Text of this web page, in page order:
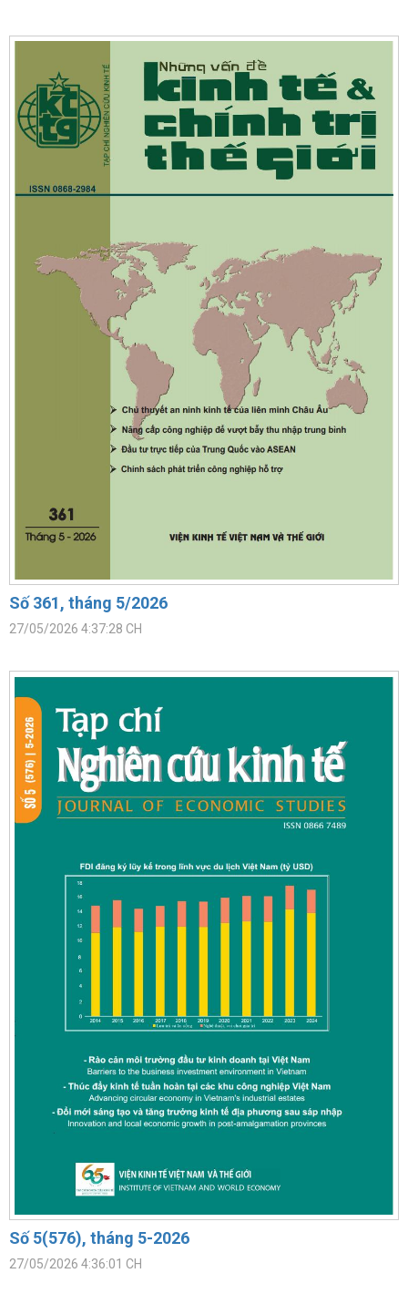
Số 361, tháng 5/2026
27/05/2026 4:37:28 CH
Số 5(576), tháng 5-2026
27/05/2026 4:36:01 CH